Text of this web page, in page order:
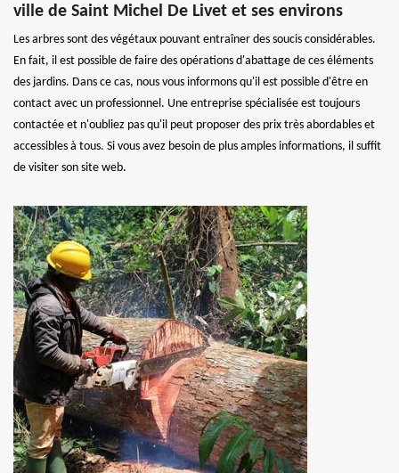
ville de Saint Michel De Livet et ses environs
Les arbres sont des végétaux pouvant entraîner des soucis considérables.
En fait, il est possible de faire des opérations d'abattage de ces éléments
des jardins. Dans ce cas, nous vous informons qu'il est possible d'être en
contact avec un professionnel. Une entreprise spécialisée est toujours
contactée et n'oubliez pas qu'il peut proposer des prix très abordables et
accessibles à tous. Si vous avez besoin de plus amples informations, il suffit
de visiter son site web.